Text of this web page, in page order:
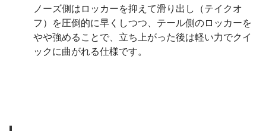
ノーズ側はロッカーを抑えて滑り出し（テイクオ
フ）を圧倒的に早くしつつ、テール側のロッカーを
やや強めることで、立ち上がった後は軽い力でクイ
ックに曲がれる仕様です。